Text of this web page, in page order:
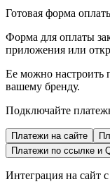
Готовая форма
Форма для оплаты
приложения или
Ее можно настроить
вашему бренду.
Подключайте
Платежи на сайте
Платежи по ссылке и
Интеграция на сайт с